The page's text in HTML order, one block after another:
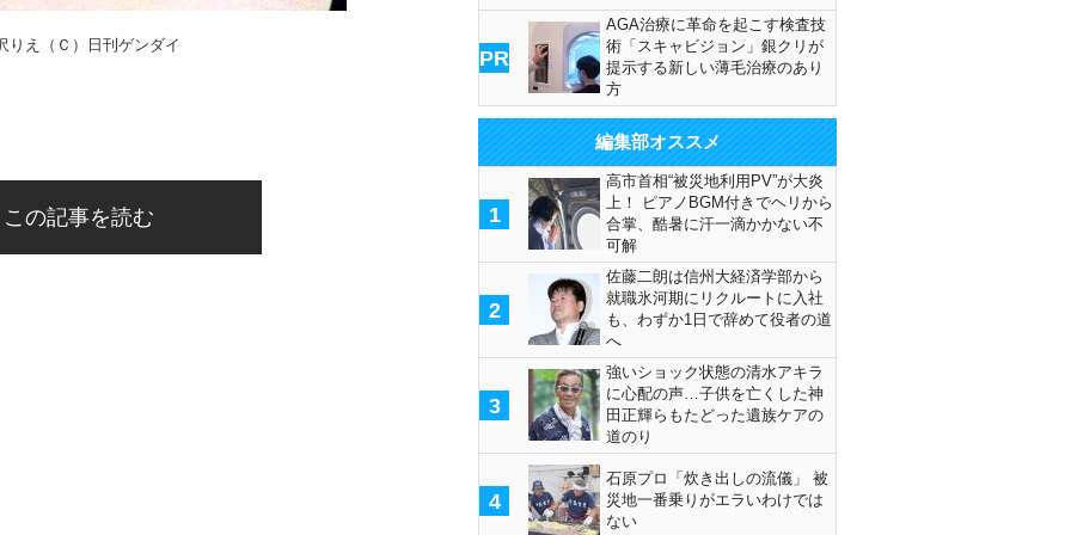
りえ（Ｃ）日刊ゲンダイ 松田聖子（Ｃ）日刊ゲンダイ
この記事を読む
PR
AGA治療に革命を起こす検査技
術「スキャビジョン」銀クリが
提示する新しい薄毛治療のあり
方
編集部オススメ
1
高市首相“被災地利用PV”が大炎
上！ ピアノBGM付きでヘリから
合掌、酷暑に汗一滴かかない不
可解
2
佐藤二朗は信州大経済学部から
就職氷河期にリクルートに入社
も、わずか1日で辞めて役者の道
へ
3
強いショック状態の清水アキラ
に心配の声…子供を亡くした神
田正輝らもたどった遺族ケアの
道のり
4
石原プロ「炊き出しの流儀」 被
災地一番乗りがエラいわけでは
ない